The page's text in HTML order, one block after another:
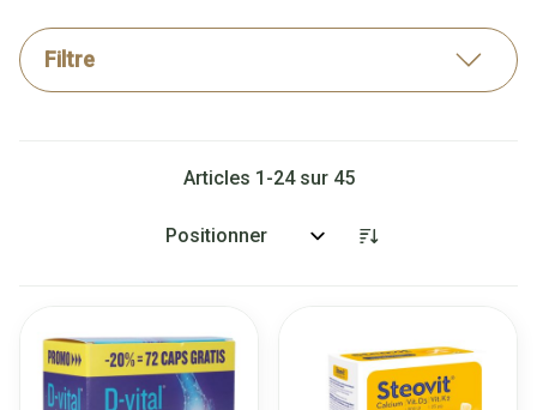
Filtre
Articles 1 -24sur 45
Trier par: